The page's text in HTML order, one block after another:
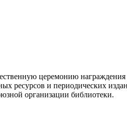
церемонию
ресурсов и периодических
организации библиотеки.